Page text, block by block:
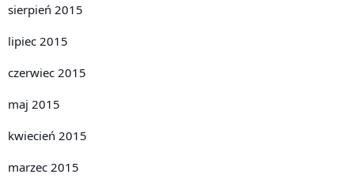
sierpień 2015
lipiec 2015
czerwiec 2015
maj 2015
kwiecień 2015
marzec 2015